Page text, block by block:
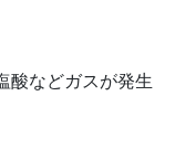
酸などガスが発生